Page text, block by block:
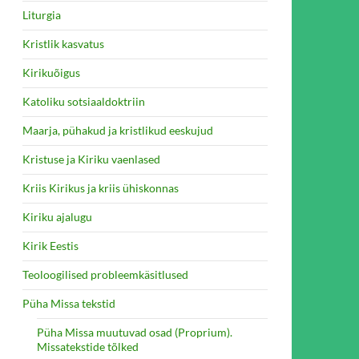
Liturgia
Kristlik kasvatus
Kirikuõigus
Katoliku sotsiaaldoktriin
Maarja, pühakud ja kristlikud eeskujud
Kristuse ja Kiriku vaenlased
Kriis Kirikus ja kriis ühiskonnas
Kiriku ajalugu
Kirik Eestis
Teoloogilised probleemkäsitlused
Püha Missa tekstid
Püha Missa muutuvad osad (Proprium).
Missatekstide tõlked